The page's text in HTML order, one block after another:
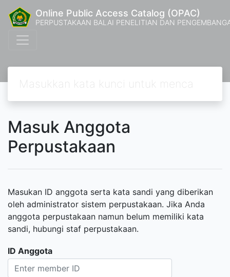
Online Public Access Catalog (OPAC)
PERPUSTAKAAN BALAI PENELITIAN DAN
Masuk Anggota
Perpustakaan
Masukan ID anggota serta kata sandi yang diberikan
oleh administrator sistem perpustakaan. Jika Anda
anggota perpustakaan namun belum memiliki kata
sandi, hubungi staf perpustakaan.
ID Anggota